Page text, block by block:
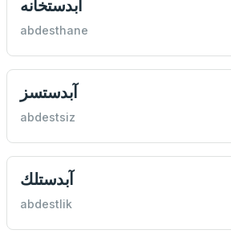
‌آبدستخانه
abdesthane
آبدستسز
abdestsiz
آبدستلك
abdestlik